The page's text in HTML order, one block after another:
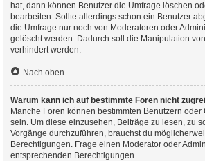
hat, dann können Benutzer die Umfrage löschen
bearbeiten. Sollte allerdings schon ein Benutzer
die Umfrage nur noch von Moderatoren oder
gelöscht werden. Dadurch soll die Manipulation
verhindert werden.
Nach oben
Warum kann ich auf bestimmte Foren nicht
Manche Foren können bestimmten Benutzern
sein. Um diese einzusehen, Beiträge zu lesen, zu
Vorgänge durchzuführen, brauchst du
Berechtigungen. Frage einen Moderator oder
entsprechenden Berechtigungen.